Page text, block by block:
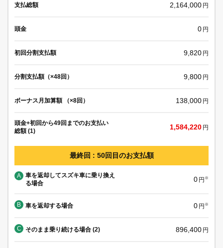
支払総額 2,164,000 円
頭金 0 円
初回分割支払額 9,820 円
分割支払額（×48回） 9,800 円
ボーナス月加算額 （×8回） 138,000 円
頭金+初回から49回までのお支払い
総額 (1)
1,584,220 円
最終回 : 50回目のお支払額
A
車を返却してスズキ車に乗り換え
る場合
0 円 ※
B 車を返却する場合 0 円 ※
C そのまま乗り続ける場合 (2) 896,400 円